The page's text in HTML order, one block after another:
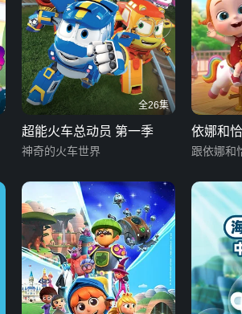
全26集
超能火车总动员 第一季
神奇的火车世界
依娜和
跟依娜和